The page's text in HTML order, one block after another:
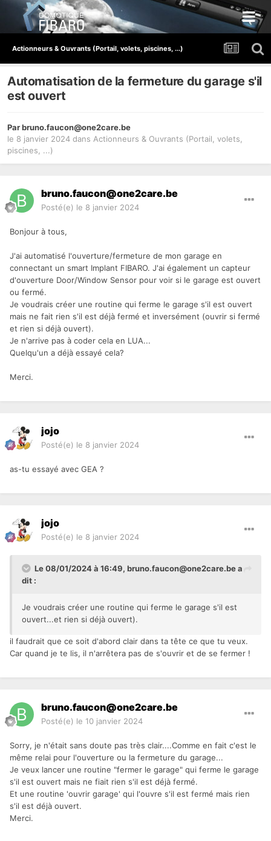
Actionneurs & Ouvrants (Portail, volets, piscines, ...)
Automatisation de la fermeture du garage s'il
est ouvert
Parbruno.faucon@one2care.be
le 8 janvier 2024 dans Actionneurs & Ouvrants (Portail, volets,
piscines, ...)
bruno.faucon@one2care.be
Posté(e) le 8 janvier 2024
Bonjour à tous,
J'ai automatisé l'ouverture/fermeture de mon garage en
connectant un smart Implant FIBARO. J'ai également un capteur
d'ouverture Door/Window Sensor pour voir si le garage est ouvert
ou fermé.
Je voudrais créer une routine qui ferme le garage s'il est ouvert
mais ne fait rien s'il est déjà fermé et inversément (ouvrir si fermé
et rien si déjà ouvert).
Je n'arrive pas à coder cela en LUA...
Quelqu'un a déjà essayé cela?
Merci.
jojo
Posté(e) le 8 janvier 2024
as-tu essayé avec GEA ?
jojo
Posté(e) le 8 janvier 2024
Le 08/01/2024 à 16:49, bruno.faucon@one2care.bea
dit :
Je voudrais créer une routine qui ferme le garage s'il est
ouvert...et rien si déjà ouvert).
il faudrait que ce soit d'abord clair dans ta tête ce que tu veux.
Car quand je te lis, il n'arrêtera pas de s'ouvrir et de se fermer !
bruno.faucon@one2care.be
Posté(e) le 10 janvier 2024
Sorry, je n'était sans doute pas très clair....Comme en fait c'est le
même relai pour l'ouverture ou la fermeture du garage...
Je veux lancer une routine "fermer le garage" qui ferme le garage
s'il est ouvert mais ne fiait rien s'il est déjà fermé.
Et une routine 'ouvrir garage' qui l'ouvre s'il est fermé mais rien
s'il est déjà ouvert.
Merci.